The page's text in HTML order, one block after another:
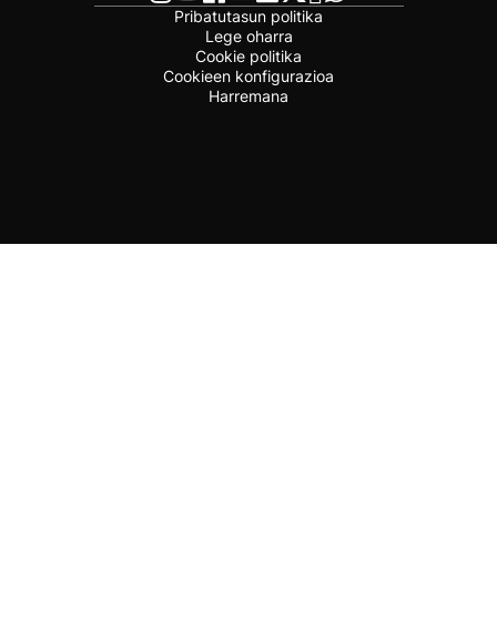
Pribatutasun politika
Lege oharra
Cookie politika
Cookieen konfigurazioa
Harremana